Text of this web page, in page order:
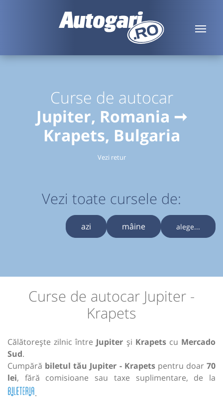
Curse de autocar
Jupiter, Romania ➞
Krapets, Bulgaria
Vezi retur
Vezi toate cursele de:
azi mâine alege...
Curse de autocar Jupiter -
Krapets
Călătorește zilnic între Jupiter și Krapetscu Mercado
Sud.
Cumpără biletul tău Jupiter - Krapetspentru doar 70
lei, fără comisioane sau taxe suplimentare, de la
.